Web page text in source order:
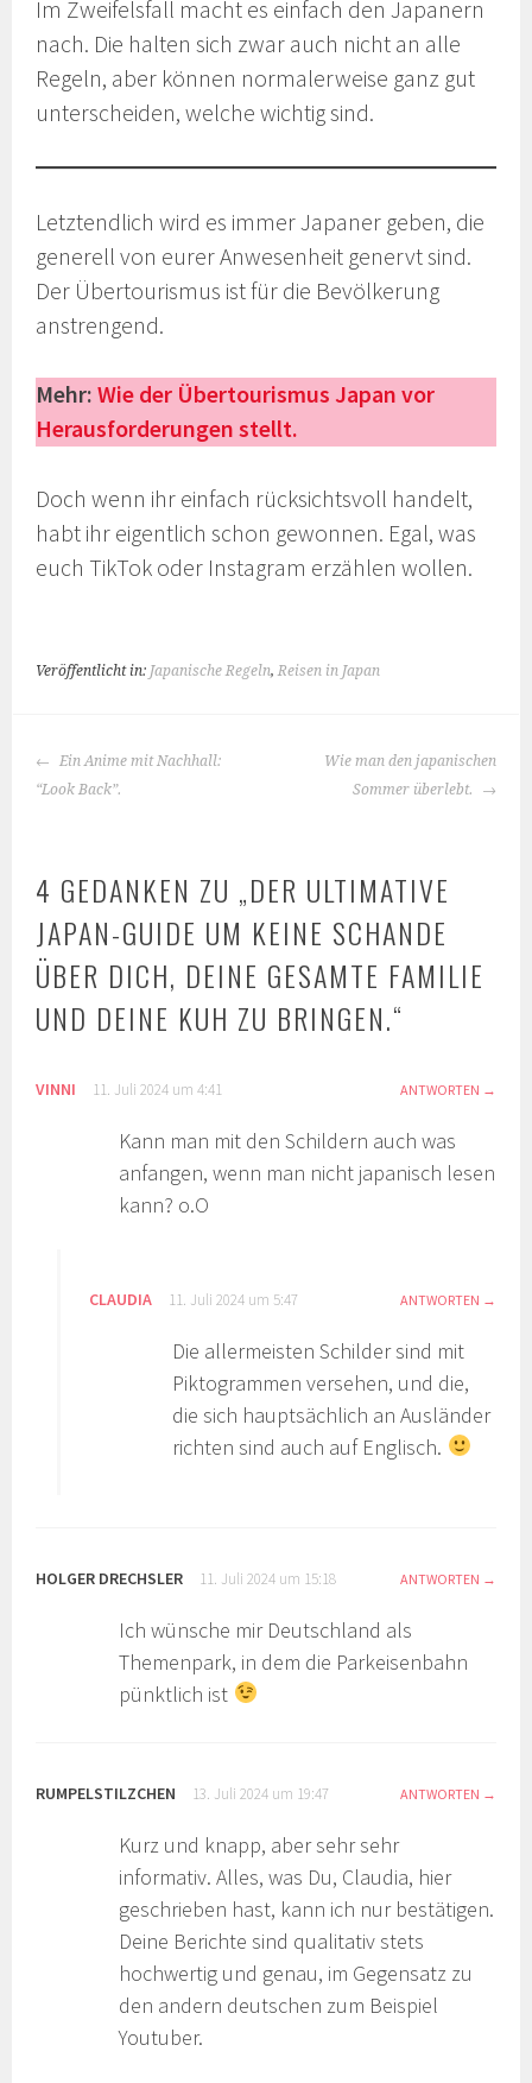
Im Zweifelsfall macht es einfach den Japanern
nach. Die halten sich zwar auch nicht an alle
Regeln, aber können normalerweise ganz gut
unterscheiden, welche wichtig sind.
Letztendlich wird es immer Japaner geben, die
generell von eurer Anwesenheit genervt sind.
Der Übertourismus ist für die Bevölkerung
anstrengend.
Mehr:Wie der Übertourismus Japan vor
Herausforderungen stellt.
Doch wenn ihr einfach rücksichtsvoll handelt,
habt ihr eigentlich schon gewonnen. Egal, was
euch TikTok oder Instagram erzählen wollen.
Veröffentlicht in: Japanische Regeln, Reisen in Japan
BEITRAGS-
NAVIGATION
Ein Anime mit Nachhall:
“Look Back”.
Wie man den japanischen
Sommer überlebt.
4 GEDANKEN ZU „DER ULTIMATIVE
JAPAN-GUIDE UM KEINE SCHANDE
ÜBER DICH, DEINE GESAMTE FAMILIE
UND DEINE KUH ZU BRINGEN.“
VINNI 11. Juli 2024 um 4:41 ANTWORTEN
Kann man mit den Schildern auch was
anfangen, wenn man nicht japanisch lesen
kann? o.O
CLAUDIA 11. Juli 2024 um 5:47 ANTWORTEN
Die allermeisten Schilder sind mit
Piktogrammen versehen, und die,
die sich hauptsächlich an Ausländer
richten sind auch auf Englisch.
HOLGER DRECHSLER 11. Juli 2024 um 15:18 ANTWORTEN
Ich wünsche mir Deutschland als
Themenpark, in dem die Parkeisenbahn
pünktlich ist
RUMPELSTILZCHEN 13. Juli 2024 um 19:47 ANTWORTEN
Kurz und knapp, aber sehr sehr
informativ. Alles, was Du, Claudia, hier
geschrieben hast, kann ich nur bestätigen.
Deine Berichte sind qualitativ stets
hochwertig und genau, im Gegensatz zu
den andern deutschen zum Beispiel
Youtuber.